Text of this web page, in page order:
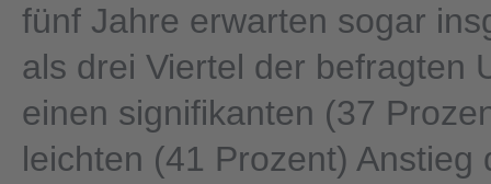
fünf Jahre erwarten sogar
als drei Viertel der befragten
einen signifikanten (37
leichten (41 Prozent) Anstieg